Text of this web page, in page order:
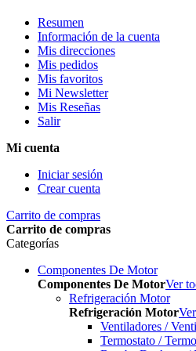
Resumen
Información de la cuenta
Mis direcciones
Mis pedidos
Mis favoritos
Mi Newsletter
Mis Reseñas
Salir
Mi cuenta
Iniciar sesión
Crear cuenta
Carrito de compras
Carrito de compras
Categorías
Componentes De Motor
Componentes De MotorVer
Refrigeración Motor
Refrigeración Motor
Ventiladores /
Termostato /